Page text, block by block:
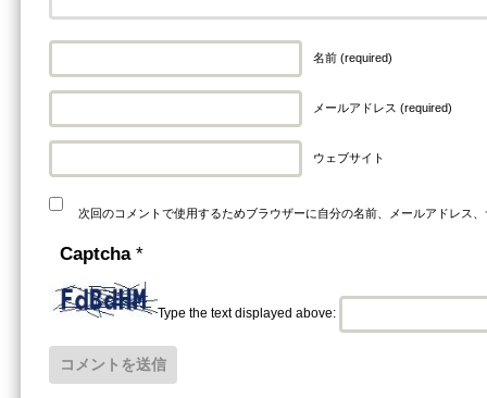
名前 (required)
メールアドレス (required)
ウェブサイト
次回のコメントで使用するためブラウザーに自分の名前、メールアドレス
Captcha *
Type the text displayed above: